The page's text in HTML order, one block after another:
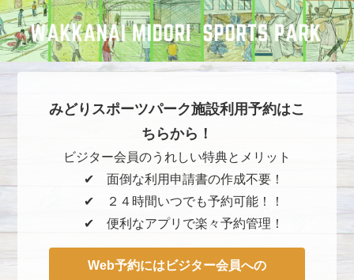
みどりスポーツパーク施設利用予約はこ
ちらから！
ビジター会員のうれしい特典とメリット
✔︎ 面倒な利用申請書の作成不要！
✔︎ ２４時間いつでも予約可能！！
✔︎ 便利なアプリで楽々予約管理！
Web予約にはビジター会員への